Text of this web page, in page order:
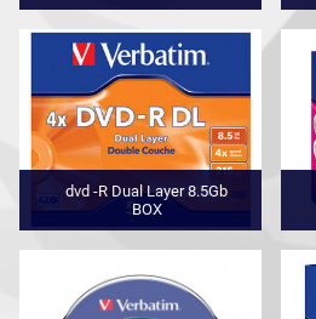
dvd -R Dual Layer 8.5Gb
BOX